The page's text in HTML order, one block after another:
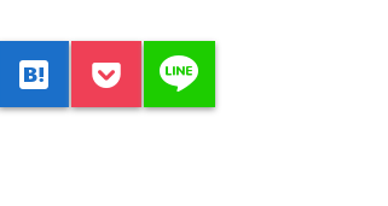
hatenabookmark line